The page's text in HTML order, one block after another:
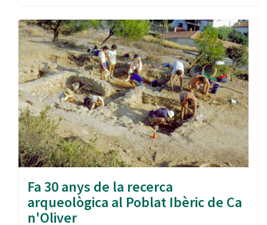
Fa 30 anys de la recerca
arqueològica al Poblat Ibèric de Ca
n'Oliver